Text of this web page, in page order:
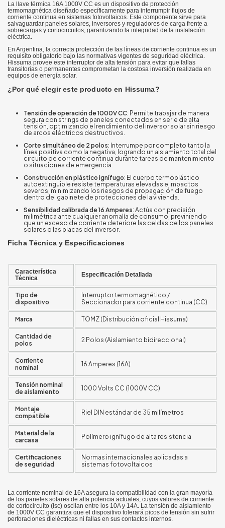
La llave térmica 16A 1000V CC es un dispositivo de protección
termomagnética diseñado específicamente para interrumpir flujos de
corriente continua en sistemas fotovoltaicos. Este componente sirve para
salvaguardar paneles solares, inversores y reguladores de carga frente a
sobrecargas y cortocircuitos, garantizando la integridad de la instalación
eléctrica.
En Argentina, la correcta protección de las líneas de corriente continua es un
requisito obligatorio bajo las normativas vigentes de seguridad eléctrica.
Hissuma provee este interruptor de alta tensión para evitar que fallas
transitorias o permanentes comprometan la costosa inversión realizada en
equipos de energía solar.
¿Por qué elegir este producto en Hissuma?
Tensión de operación de 1000V CC: Permite trabajar de manera
segura con strings de paneles conectados en serie de alta
tensión, optimizando el rendimiento del inversor solar sin riesgo
de arcos eléctricos destructivos.
Corte simultáneo de 2 polos: Interrumpe por completo tanto la
línea positiva como la negativa, logrando un aislamiento total del
circuito de corriente continua durante tareas de mantenimiento
o situaciones de emergencia.
Construcción en plástico ignífugo: El cuerpo termoplástico
autoextinguible resiste temperaturas elevadas e impactos
severos, minimizando los riesgos de propagación de fuego
dentro del gabinete de protecciones de la vivienda.
Sensibilidad calibrada de 16 Amperes: Actúa con precisión
milimétrica ante cualquier anomalía de consumo, previniendo
que un exceso de corriente deteriore las celdas de los paneles
solares o las placas del inversor.
Ficha Técnica y Especificaciones
Característica
Técnica
Especificación Detallada
Tipo de
dispositivo
Interruptor termomagnético /
Seccionador para corriente continua (CC)
Marca TOMZ (Distribución oficial Hissuma)
Cantidad de
polos
2 Polos (Aislamiento bidireccional)
Corriente
nominal
16 Amperes (16A)
Tensión nominal
de aislamiento
1000 Volts CC (1000V CC)
Montaje
compatible
Riel DIN estándar de 35 milímetros
Material de la
carcasa
Polímero ignífugo de alta resistencia
Certificaciones
de seguridad
Normas internacionales aplicadas a
sistemas fotovoltaicos
La corriente nominal de 16A asegura la compatibilidad con la gran mayoría
de los paneles solares de alta potencia actuales, cuyos valores de corriente
de cortocircuito (Isc) oscilan entre los 10A y 14A. La tensión de aislamiento
de 1000V CC garantiza que el dispositivo tolerará picos de tensión sin sufrir
perforaciones dieléctricas ni fallas en sus contactos internos.